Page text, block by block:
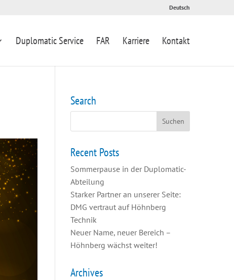
Deutsch
Duplomatic Service FAR Karriere Kontakt
Search
Recent Posts
Sommerpause in der Duplomatic-
Abteilung
Starker Partner an unserer Seite:
DMG vertraut auf Höhnberg
Technik
Neuer Name, neuer Bereich –
Höhnberg wächst weiter!
Archives